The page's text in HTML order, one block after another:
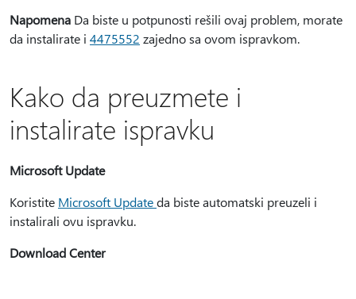
Napomena Da biste u potpunosti rešili ovaj problem, morate
da instalirate i 4475552 zajedno sa ovom ispravkom.
Kako da preuzmete i
instalirate ispravku
Microsoft Update
Koristite Microsoft Updateda biste automatski preuzeli i
instalirali ovu ispravku.
Download Center